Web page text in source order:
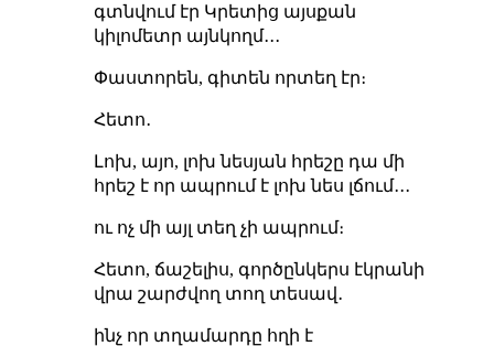
գտնվում էր Կրետից այսքան
կիլոմետր այնկողմ․․․
Փաստորեն, գիտեն որտեղ էր։
Հետո․
Լոխ, այո, լոխ նեսյան հրեշը դա մի
հրեշ է որ ապրում է լոխ նես լճում․․․
ու ոչ մի այլ տեղ չի ապրում։
Հետո, ճաշելիս, գործընկերս էկրանի
վրա շարժվող տող տեսավ․
ինչ որ տղամարդը հղի է